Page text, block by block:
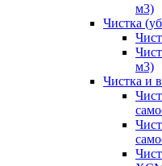
м3)
Чистка
м3)
Чистка и